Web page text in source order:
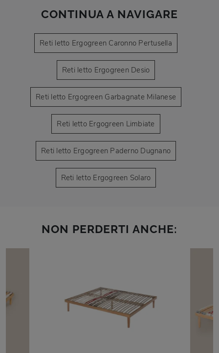
CONTINUA A NAVIGARE
Reti letto Ergogreen Caronno Pertusella
Reti letto Ergogreen Desio
Reti letto Ergogreen Garbagnate Milanese
Reti letto Ergogreen Limbiate
Reti letto Ergogreen Paderno Dugnano
Reti letto Ergogreen Solaro
NON PERDERTI ANCHE: